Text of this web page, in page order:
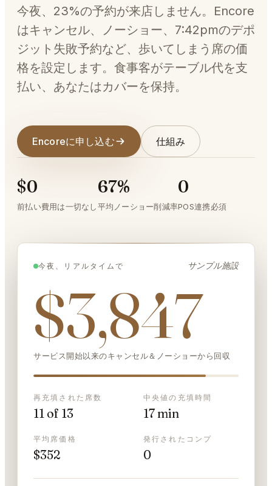
今夜、23%の予約が来店しません。Encore
はキャンセル、ノーショー、7:42pmのデポ
ジット失敗予約など、歩いてしまう席の価
格を設定します。食事客がテーブル代を支
払い、あなたはカバーを保持。
Encoreに申し込む 仕組み
$0
前払い費用は一切なし
67%
平均ノーショー削減率
0
POS連携必須
今夜、リアルタイムで サンプル施設
$3,847
サービス開始以来のキャンセル＆ノーショーから回収
再充填された席数
11 of 13
中央値の充填時間
17 min
平均席価格
$352
発行されたコンプ
0